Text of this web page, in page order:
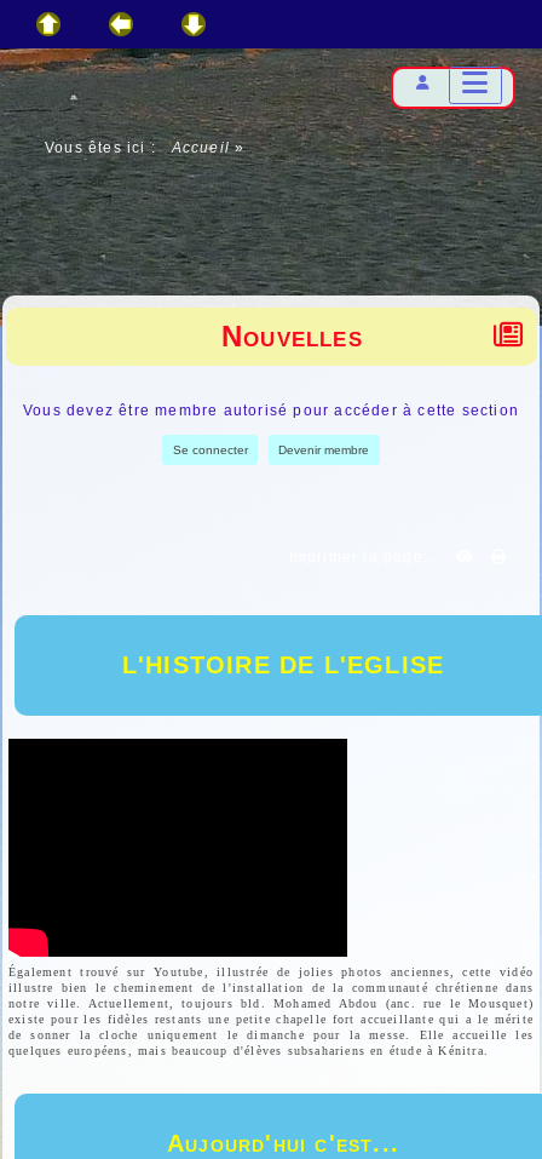
Vous êtes ici :Accueil»
L'HISTOIRE DE L'EGLISE
Également trouvé sur Youtube, illustrée de jolies photos anciennes, cette vidéo
illustre bien le cheminement de l'installation de la communauté chrétienne dans
notre ville. Actuellement, toujours bld. Mohamed Abdou (anc. rue le Mousquet)
existe pour les fidèles restants une petite chapelle fort accueillante qui a le mérite
de sonner la cloche uniquement le dimanche pour la messe. Elle accueille les
quelques européens, mais beaucoup d'élèves subsahariens en étude à Kénitra.
Aujourd'hui c'est...
Nouvelles
Vous devez être membre autorisé pour accéder à cette section
Se connecter Devenir membre